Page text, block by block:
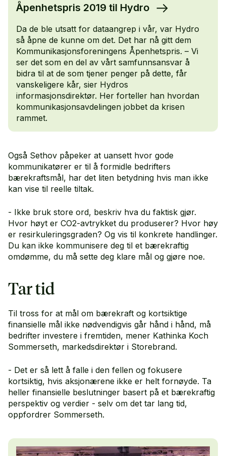
Åpenhetspris 2019 til Hydro
Da de ble utsatt for dataangrep i vår, var Hydro
så åpne de kunne om det. Det har nå gitt dem
Kommunikasjonsforeningens Åpenhetspris. – Vi
ser det som en del av vårt samfunnsansvar å
bidra til at de som tjener penger på dette, får
vanskeligere kår, sier Hydros
informasjonsdirektør. Her forteller han hvordan
kommunikasjonsavdelingen jobbet da krisen
rammet.
Også Sethov påpeker at uansett hvor gode
kommunikatører er til å formidle bedrifters
bærekraftsmål, har det liten betydning hvis man ikke
kan vise til reelle tiltak.
- Ikke bruk store ord, beskriv hva du faktisk gjør.
Hvor høyt er CO2-avtrykket du produserer? Hvor høy
er resirkuleringsgraden? Og vis til konkrete handlinger.
Du kan ikke kommunisere deg til et bærekraftig
omdømme, du må sette deg klare mål og gjøre noe.
Tar tid
Til tross for at mål om bærekraft og kortsiktige
finansielle mål ikke nødvendigvis går hånd i hånd, må
bedrifter investere i fremtiden, mener Kathinka Koch
Sommerseth, markedsdirektør i Storebrand.
- Det er så lett å falle i den fellen og fokusere
kortsiktig, hvis aksjonærene ikke er helt fornøyde. Ta
heller finansielle beslutninger basert på et bærekraftig
perspektiv og verdier - selv om det tar lang tid,
oppfordrer Sommerseth.